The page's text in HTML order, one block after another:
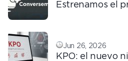
Estrenamos el
Jun 26, 2026
KPO: el nuevo